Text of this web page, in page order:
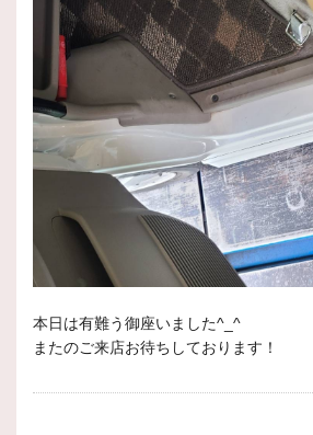
本日は有難う御座いました^_^
またのご来店お待ちしております！